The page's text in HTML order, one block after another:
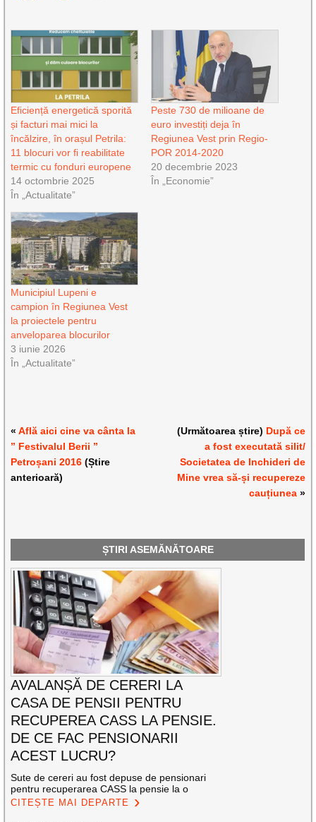
Eficiență energetică sporită
și facturi mai mici la
încălzire, în orașul Petrila:
11 blocuri vor fi reabilitate
termic cu fonduri europene
14 octombrie 2025
În „Actualitate”
Peste 730 de milioane de
euro investiți deja în
Regiunea Vest prin Regio-
POR 2014-2020
20 decembrie 2023
În „Economie”
Municipiul Lupeni e
campion în Regiunea Vest
la proiectele pentru
anveloparea blocurilor
3 iunie 2026
În „Actualitate”
«Află aici cine va cânta la
” Festivalul Berii ”
Petroșani 2016 (Știre
anterioară)
(Următoarea știre) După ce
a fost executată silit/
Societatea de Inchideri de
Mine vrea să-și recupereze
cauțiunea»
ȘTIRI ASEMĂNĂTOARE
AVALANȘĂ DE CERERI LA
CASA DE PENSII PENTRU
RECUPEREA CASS LA PENSIE.
DE CE FAC PENSIONARII
ACEST LUCRU?
Sute de cereri au fost depuse de pensionari
pentru recuperarea CASS la pensie la o
CITEȘTE MAI DEPARTE